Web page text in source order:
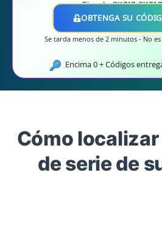
Ejemplo:SKZ4Z,
OBTENGA SU
Se tarda menos de 2 minutos - No
Encima0+ Códigos
Cómo
de serie de